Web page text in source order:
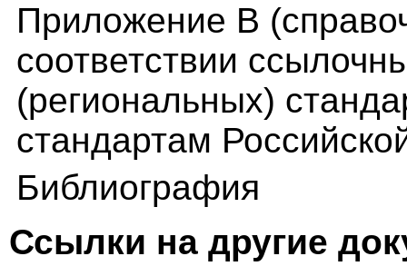
Приложение В
соответствии
(региональных)
стандартам
Библиография
Ссылки на другие